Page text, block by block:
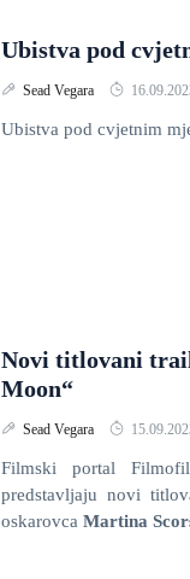
Ubistva pod
Sead Vegara
Ubistva pod cvjetnim
Novi titlovani
Moon“
Sead Vegara
Filmski portal
predstavljaju novi
oskarovca Martina